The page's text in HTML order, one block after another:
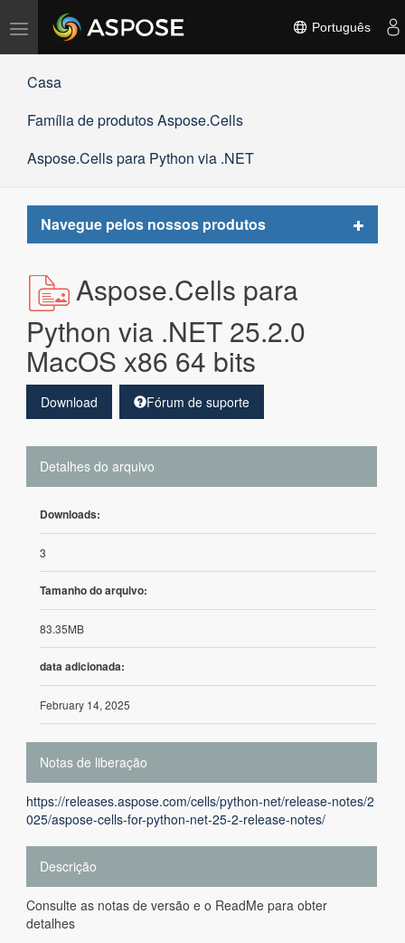
Alternar
navegação
Português
Casa
Família de produtos Aspose.Cells
Aspose.Cells para Python via .NET
Navegue pelos nossos produtos
Toggle
Aspose.Cells para
Python via .NET 25.2.0
MacOS x86 64 bits
Download Fórum de suporte
Detalhes do arquivo
Downloads:
3
Tamanho do arquivo:
83.35MB
data adicionada:
February 14, 2025
Notas de liberação
https://releases.aspose.com/cells/python-net/release-notes/2
025/aspose-cells-for-python-net-25-2-release-notes/
Descrição
Consulte as notas de versão e o ReadMe para obter
detalhes